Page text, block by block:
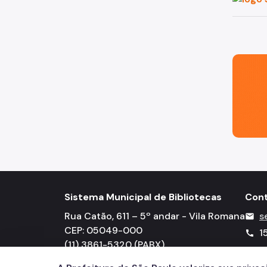
São
Sistema Municipal de Bibliotecas
Rua Catão, 611 – 5º andar - Vila Romana
CEP: 05049-000
(11) 3861-5320 (PABX)
mail
call